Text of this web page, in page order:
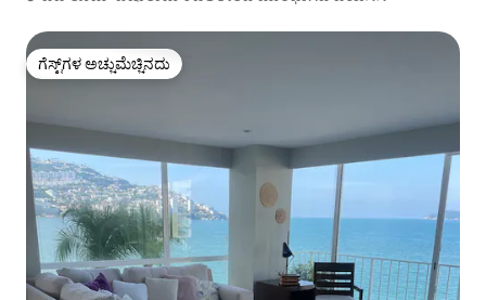
ಗೆಸ್ಟ್‌ಗಳ ಅಚ್ಚುಮೆಚ್ಚಿನದು
ಗೆಸ್ಟ್‌ಗಳ ಅಚ್ಚುಮೆಚ್ಚಿನದು